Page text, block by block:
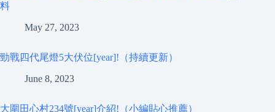
料
May 27, 2023
勁戰四代尾燈5大伏位[year]!（持續更新）
June 8, 2023
大圍田心村234號[year]介紹!（小編貼心推薦）